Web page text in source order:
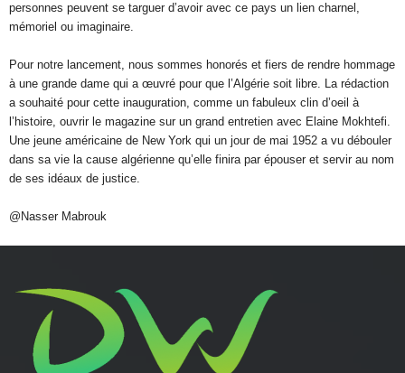
personnes peuvent se targuer d’avoir avec ce pays un lien charnel,
mémoriel ou imaginaire.
Pour notre lancement, nous sommes honorés et fiers de rendre hommage
à une grande dame qui a œuvré pour que l’Algérie soit libre. La rédaction
a souhaité pour cette inauguration, comme un fabuleux clin d’oeil à
l’histoire, ouvrir le magazine sur un grand entretien avec Elaine Mokhtefi.
Une jeune américaine de New York qui un jour de mai 1952 a vu débouler
dans sa vie la cause algérienne qu’elle finira par épouser et servir au nom
de ses idéaux de justice.
@Nasser Mabrouk